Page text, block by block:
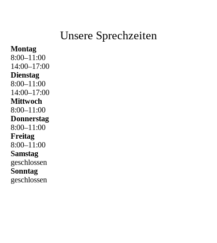
Unsere Sprechzeiten
Montag
8:00–11 :00
14:00–17:00
Dienstag
8:00–11 :00
14:00–17:00
Mittwoch
8:00–11 :00
Donnerstag
8:00–11 :00
Freitag
8:00–11 :00
Samstag
geschlossen
Sonntag
geschlossen